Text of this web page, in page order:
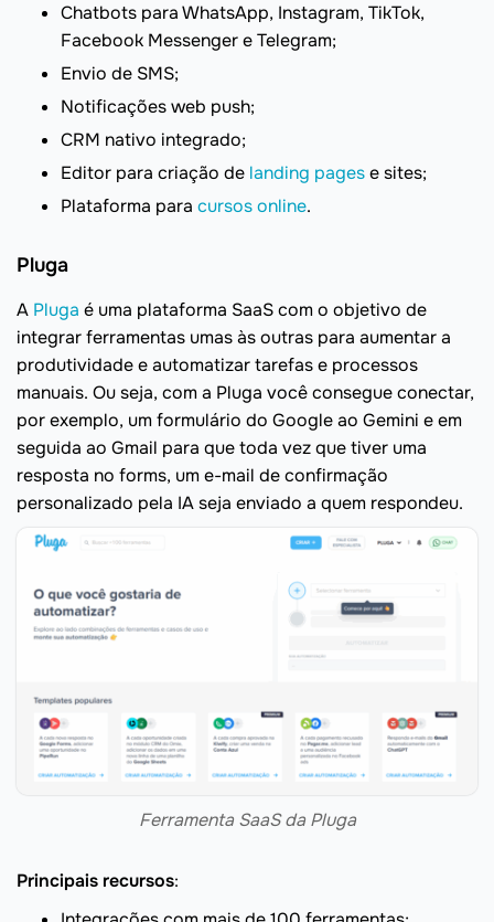
Chatbots para WhatsApp, Instagram, TikTok,
Facebook Messenger e Telegram;
Envio de SMS;
Notificações web push;
CRM nativo integrado;
Editor para criação de landing pagese sites;
Plataforma para cursos online.
Pluga
A Pluga é uma plataforma SaaS com o objetivo de
integrar ferramentas umas às outras para aumentar a
produtividade e automatizar tarefas e processos
manuais. Ou seja, com a Pluga você consegue conectar,
por exemplo, um formulário do Google ao Gemini e em
seguida ao Gmail para que toda vez que tiver uma
resposta no forms, um e-mail de confirmação
personalizado pela IA seja enviado a quem respondeu.
Ferramenta SaaS da Pluga
Principais recursos: